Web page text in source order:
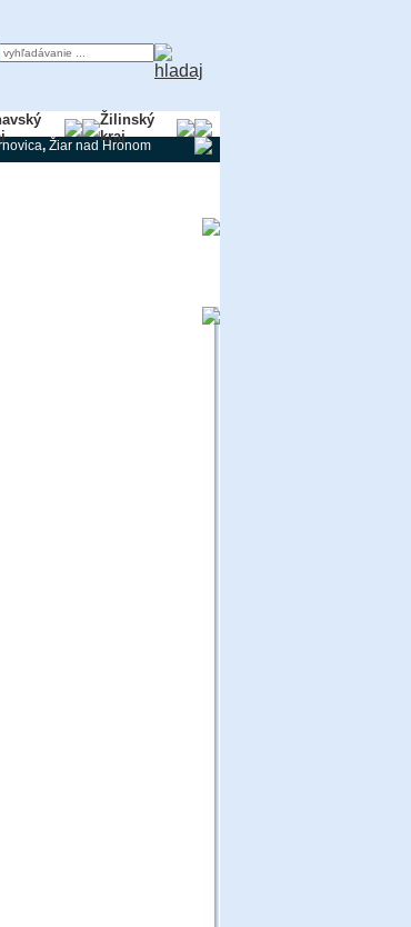
Žilinský
kraj
, Žiar nad Hronom